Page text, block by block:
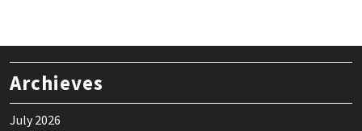
Archieves
July 2026